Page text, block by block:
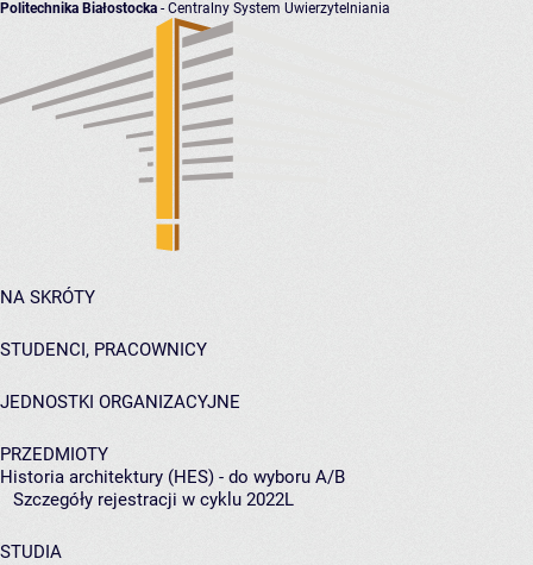
Politechnika Białostocka - Centralny System Uwierzytelniania
NA SKRÓTY
STUDENCI, PRACOWNICY
JEDNOSTKI ORGANIZACYJNE
PRZEDMIOTY
Historia architektury (HES) - do wyboru A/B
Szczegóły rejestracji w cyklu 2022L
STUDIA